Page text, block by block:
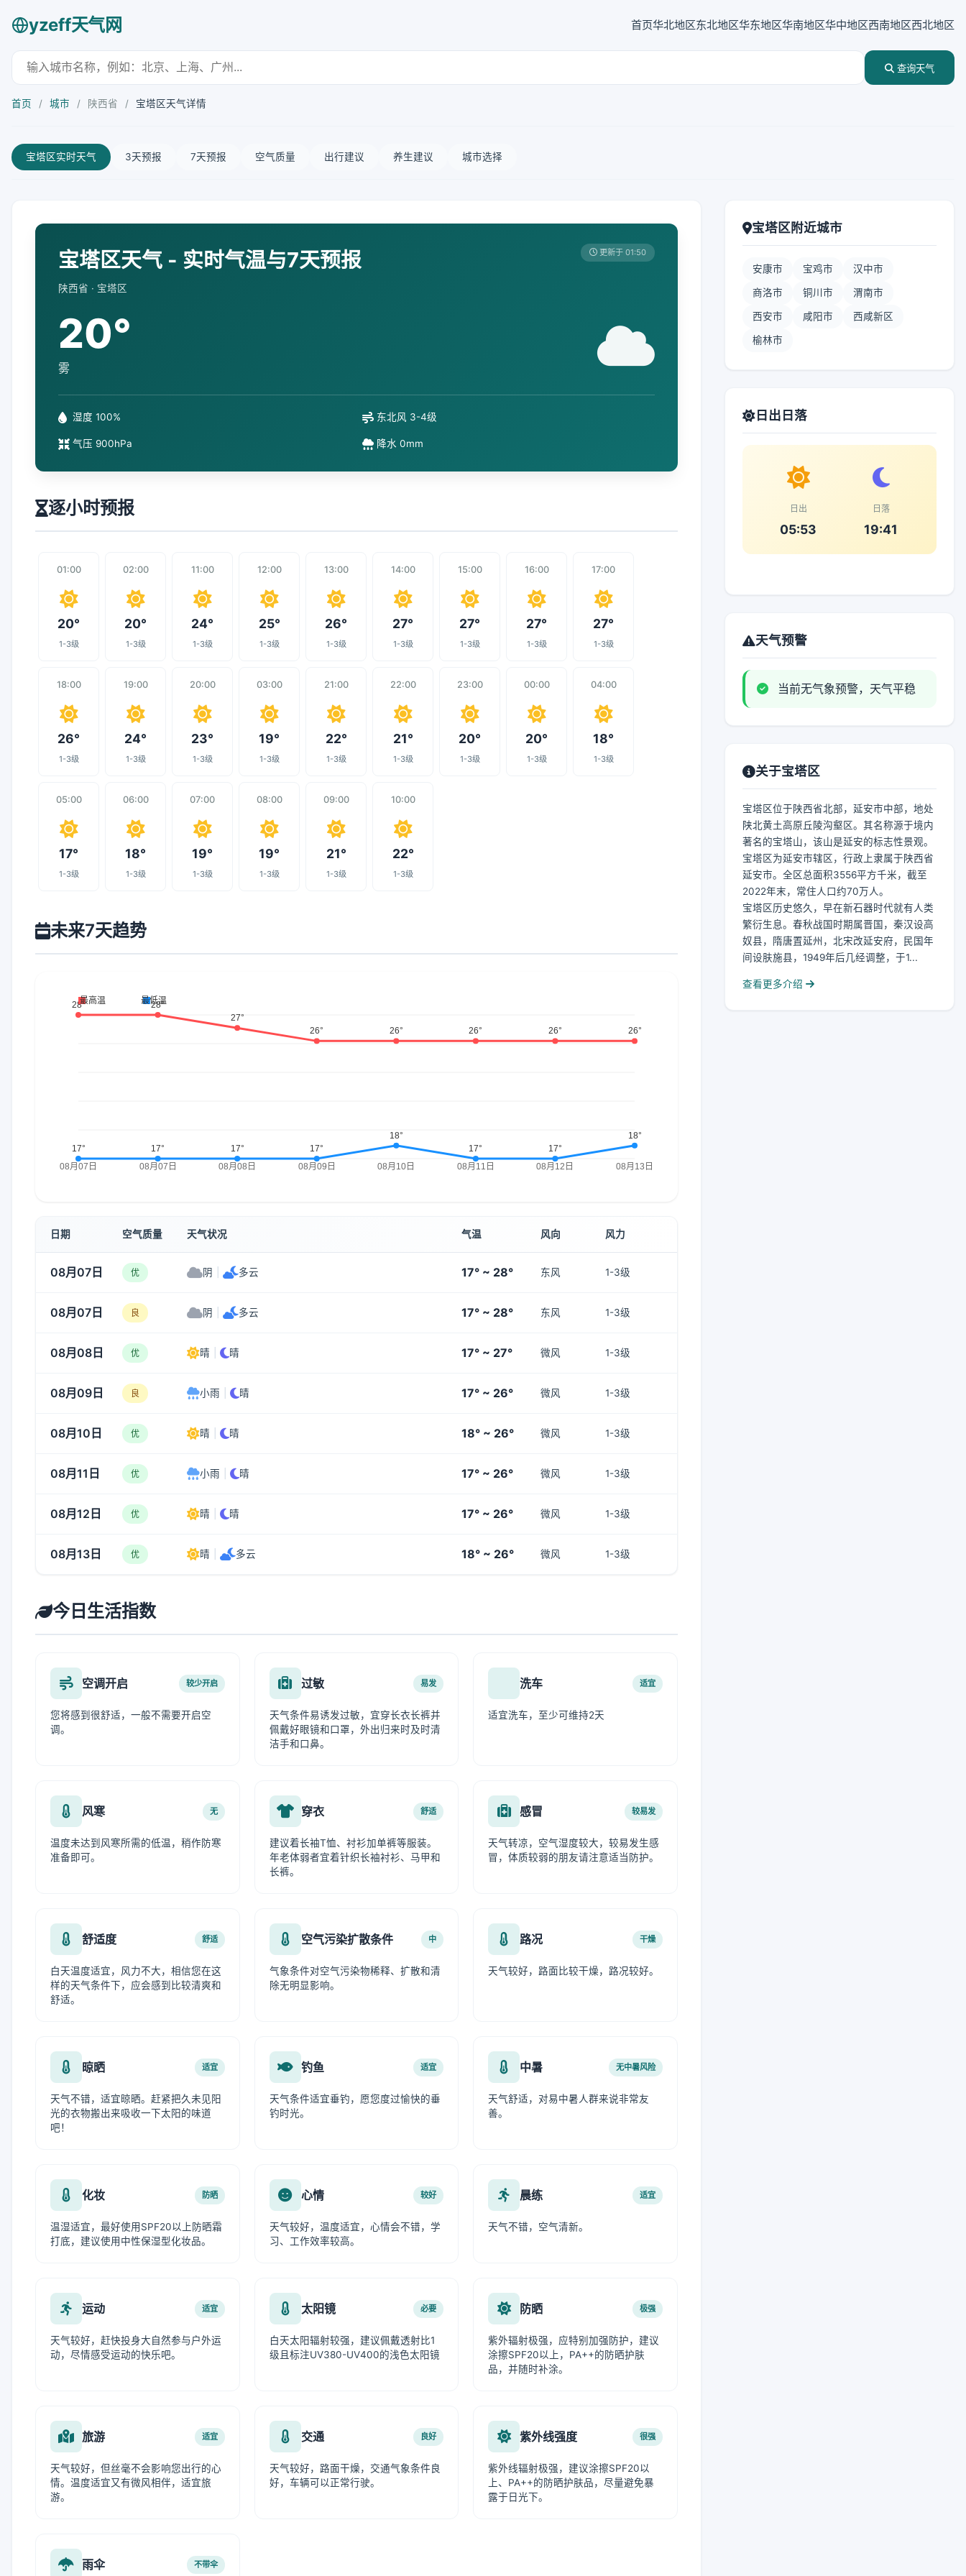
yzeff天气网 首页华北地区东北地区华东地区华南地区华中地区西南地区西北地区
查询天气
首页 / 城市 / 陕西省 / 宝塔区天气详情
宝塔区实时天气 3天预报 7天预报 空气质量 出行建议 养生建议 城市选择
宝塔区天气 - 实时气温与7天预报
陕西省 · 宝塔区
更新于 01:50
20°
雾
湿度 100% 东北风 3-4级
气压 900hPa 降水 0mm
逐小时预报
01:00
20°
1-3级
02:00
20°
1-3级
11:00
24°
1-3级
12:00
25°
1-3级
13:00
26°
1-3级
14:00
27°
1-3级
15:00
27°
1-3级
16:00
27°
1-3级
17:00
27°
1-3级
18:00
26°
1-3级
19:00
24°
1-3级
20:00
23°
1-3级
03:00
19°
1-3级
21:00
22°
1-3级
22:00
21°
1-3级
23:00
20°
1-3级
00:00
20°
1-3级
04:00
18°
1-3级
05:00
17°
1-3级
06:00
18°
1-3级
07:00
19°
1-3级
08:00
19°
1-3级
09:00
21°
1-3级
10:00
22°
1-3级
未来7天趋势
日期 空气质量 天气状况 气温 风向 风力
08月07日 优 阴 多云 17° ~ 28° 东风 1-3级
08月07日 良 阴 多云 17° ~ 28° 东风 1-3级
08月08日 优 晴 晴 17° ~ 27° 微风 1-3级
08月09日 良 小雨 晴 17° ~ 26° 微风 1-3级
08月10日 优 晴 晴 18° ~ 26° 微风 1-3级
08月11日 优 小雨 晴 17° ~ 26° 微风 1-3级
08月12日 优 晴 晴 17° ~ 26° 微风 1-3级
08月13日 优 晴 多云 18° ~ 26° 微风 1-3级
今日生活指数
空调开启 较少开启
您将感到很舒适，一般不需要开启空
调。
过敏 易发
天气条件易诱发过敏，宜穿长衣长裤并
佩戴好眼镜和口罩，外出归来时及时清
洁手和口鼻。
洗车 适宜
适宜洗车，至少可维持2天
风寒 无
温度未达到风寒所需的低温，稍作防寒
准备即可。
穿衣 舒适
建议着长袖T恤、衬衫加单裤等服装。
年老体弱者宜着针织长袖衬衫、马甲和
长裤。
感冒 较易发
天气转凉，空气湿度较大，较易发生感
冒，体质较弱的朋友请注意适当防护。
舒适度 舒适
白天温度适宜，风力不大，相信您在这
样的天气条件下，应会感到比较清爽和
舒适。
空气污染扩散条件 中
气象条件对空气污染物稀释、扩散和清
除无明显影响。
路况 干燥
天气较好，路面比较干燥，路况较好。
晾晒 适宜
天气不错，适宜晾晒。赶紧把久未见阳
光的衣物搬出来吸收一下太阳的味道
吧！
钓鱼 适宜
天气条件适宜垂钓，愿您度过愉快的垂
钓时光。
中暑 无中暑风险
天气舒适，对易中暑人群来说非常友
善。
化妆 防晒
温湿适宜，最好使用SPF20以上防晒霜
打底，建议使用中性保湿型化妆品。
心情 较好
天气较好，温度适宜，心情会不错，学
习、工作效率较高。
晨练 适宜
天气不错，空气清新。
运动 适宜
天气较好，赶快投身大自然参与户外运
动，尽情感受运动的快乐吧。
太阳镜 必要
白天太阳辐射较强，建议佩戴透射比1
级且标注UV380-UV400的浅色太阳镜
防晒 极强
紫外辐射极强，应特别加强防护，建议
涂擦SPF20以上，PA++的防晒护肤
品，并随时补涂。
旅游 适宜
天气较好，但丝毫不会影响您出行的心
情。温度适宜又有微风相伴，适宜旅
游。
交通 良好
天气较好，路面干燥，交通气象条件良
好，车辆可以正常行驶。
紫外线强度 很强
紫外线辐射极强，建议涂擦SPF20以
上、PA++的防晒护肤品，尽量避免暴
露于日光下。
雨伞 不带伞
宝塔区附近城市
安康市 宝鸡市 汉中市
商洛市 铜川市 渭南市
西安市 咸阳市 西咸新区
榆林市
日出日落
日出
05:53
日落
19:41
天气预警
当前无气象预警，天气平稳
关于宝塔区
宝塔区位于陕西省北部，延安市中部，地处
陕北黄土高原丘陵沟壑区。其名称源于境内
著名的宝塔山，该山是延安的标志性景观。
宝塔区为延安市辖区，行政上隶属于陕西省
延安市。全区总面积3556平方千米，截至
2022年末，常住人口约70万人。
宝塔区历史悠久，早在新石器时代就有人类
繁衍生息。春秋战国时期属晋国，秦汉设高
奴县，隋唐置延州，北宋改延安府，民国年
间设肤施县，1949年后几经调整，于1...
查看更多介绍